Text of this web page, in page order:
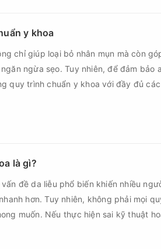
y khoa
chỉ giúp loại bỏ nhân mụn mà còn
ngừa sẹo. Tuy nhiên, để đảm bảo
quy trình chuẩn y khoa với đầy đủ
là gì?
đề da liễu phổ biến khiến nhiều
hơn. Tuy nhiên, không phải mọi
muốn. Nếu thực hiện sai kỹ thuật
mặt với nguy cơ viêm nhiễm, thâm